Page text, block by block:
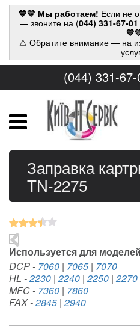
💙💛 Мы работаем! Если не
— звоните на (044) 331-67-01
⚠ Обратите внимание — на
(044) 331-67-
Заправка
TN-2275
Используется для
DCP - 7060 | 7065 | 7070
HL -2230 | 2240 | 2250 | 2270
MFC - 7360 | 7860
FAX-2845 | 2940